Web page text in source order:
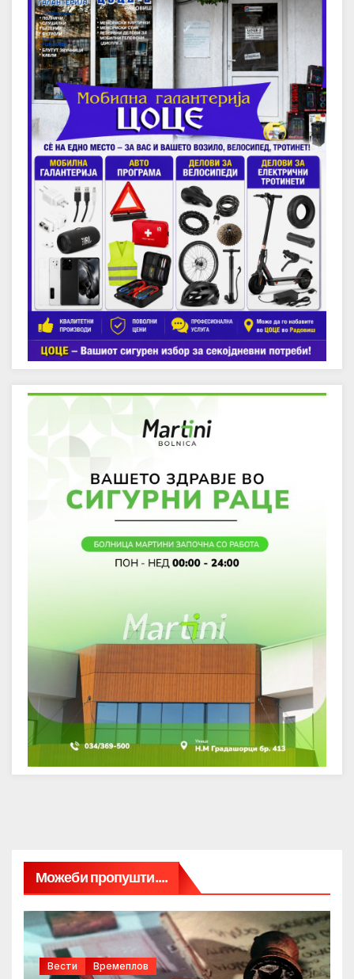
Можеби пропушти....
Вести Времеплов